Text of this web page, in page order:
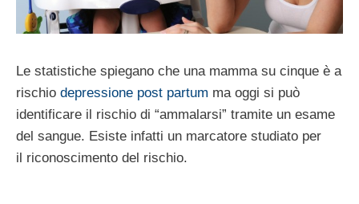
Le statistiche spiegano che una mamma su cinque è a
rischio depressione post partum ma oggi si può
identificare il rischio di “ammalarsi” tramite un esame
del sangue. Esiste infatti un marcatore studiato per
il riconoscimento del rischio.